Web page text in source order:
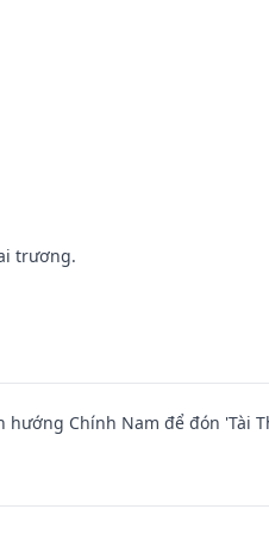
trương.
Chính Nam để đón 'Tài